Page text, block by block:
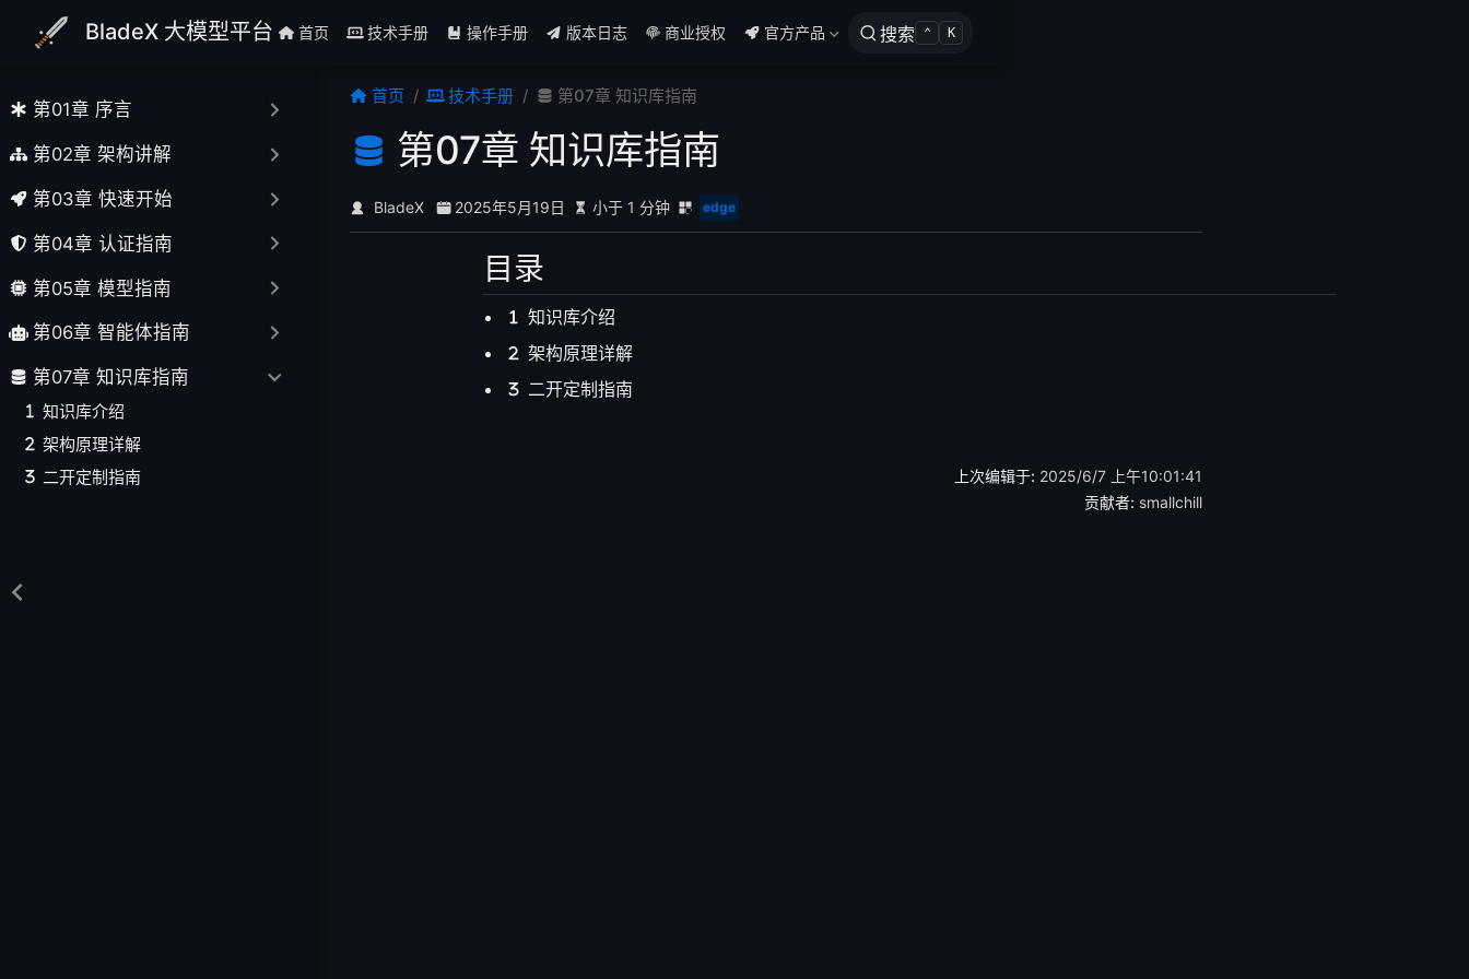
跳至主要內容
BladeX 大模型平台 首页 技术手册 操作手册 版本日志 商业授权 官方产品 搜索 ⌃ K
第01章 序言
第02章 架构讲解
第03章 快速开始
第04章 认证指南
第05章 模型指南
第06章 智能体指南
第07章 知识库指南
知识库介绍
架构原理详解
二开定制指南
首页 技术手册 第07章 知识库指南
第07章 知识库指南
BladeX 2025年5月19日 小于 1 分钟 edge
目录
知识库介绍
架构原理详解
二开定制指南
上次编辑于: 2025/6/7 上午10:01:41
贡献者: smallchill